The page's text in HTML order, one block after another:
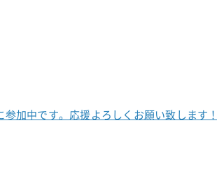
加中です。 応援よろしくお願い致します！